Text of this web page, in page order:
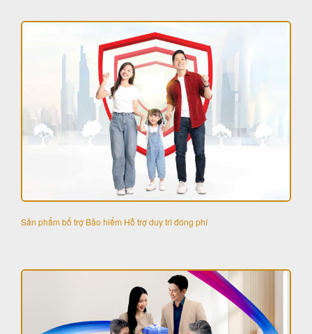
Sản phẩm bổ trợ Bảo hiểm Hỗ trợ duy trì đóng phí